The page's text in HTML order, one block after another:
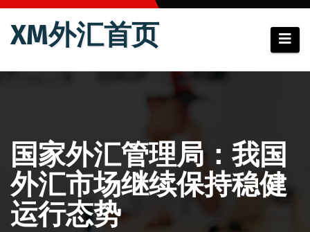
跳
XM外汇首页
国家外汇管理局：我国
外汇市场继续保持稳健
运行态势